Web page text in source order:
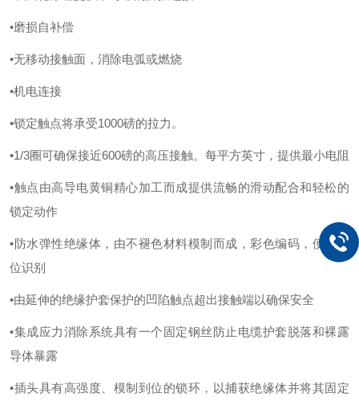
•磨损自补偿
•无移动接触面，消除电弧或燃烧
•机电连接
•锁定触点将承受1000磅的拉力。
•1/3圈可确保接近600磅的高压接触。每平方英寸，提供最小电阻
•触点由高导电黄铜精心加工而成提供流畅的滑动配合和轻松的
锁定动作
•防水弹性绝缘体，由不褪色材料模制而成，彩色编码，便于相
位识别
•由延伸的绝缘护套保护的凹陷触点超出接触端以确保安全
•集成应力消除系统具有一个固定钢丝防止电缆护套脱落和裸露
导体暴露
•插头具有高强度、模制到位的锁环，以捕获绝缘体并将其固定